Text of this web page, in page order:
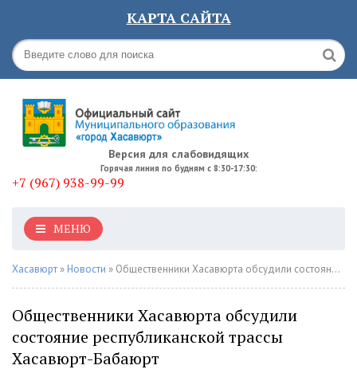
КАРТА САЙТА
Версия для слабовидящих
Горячая линия по будням с 8:30-17:30:
+7 (967) 938-99-99
МЕНЮ
Хасавюрт » Новости » Общественники Хасавюрта обсудили состояние республиканской трассы Хасавюрт-Бабаюрт
Общественники Хасавюрта обсудили
состояние республиканской трассы
Хасавюрт-Бабаюрт